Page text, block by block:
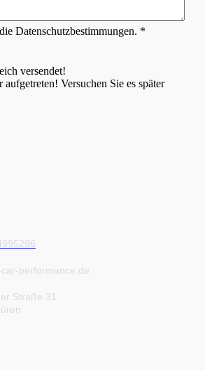
Datenschutzbestimmungen. *
versendet!
performance.de
Straße 31